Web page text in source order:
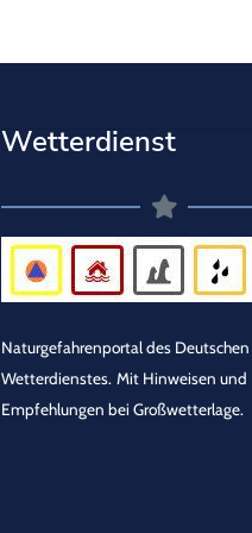
Wetterdienst
Naturgefahrenportal des Deutschen
Wetterdienstes. Mit Hinweisen und
Empfehlungen bei Großwetterlage.